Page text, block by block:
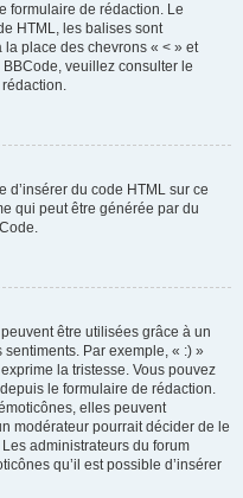
formulaire de rédaction. Le
HTML, les balises sont
la place des chevrons « < » et
veuillez consulter le
d’insérer du code HTML sur ce
qui peut être générée par du
être utilisées grâce à un
Par exemple, « :) »
la tristesse. Vous pouvez
le formulaire de rédaction.
elles peuvent
modérateur pourrait décider de le
administrateurs du forum
qu’il est possible d’insérer